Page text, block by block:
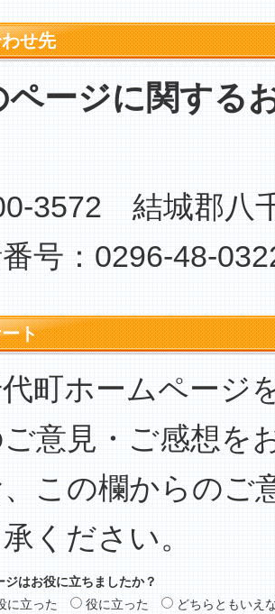
せ先
ページに関する
3572 結城郡八
号：0296-48-
ト
代町ホームページ
ご意見・ご感想を
この欄からのご
ください。
ジはお役に立ちましたか？
に立った
役に立った
どちらともいえ